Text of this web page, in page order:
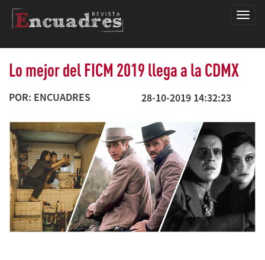
Lo mejor del FICM 2019 llega a la CDMX
POR: ENCUADRES 28-10-2019 14:32:23